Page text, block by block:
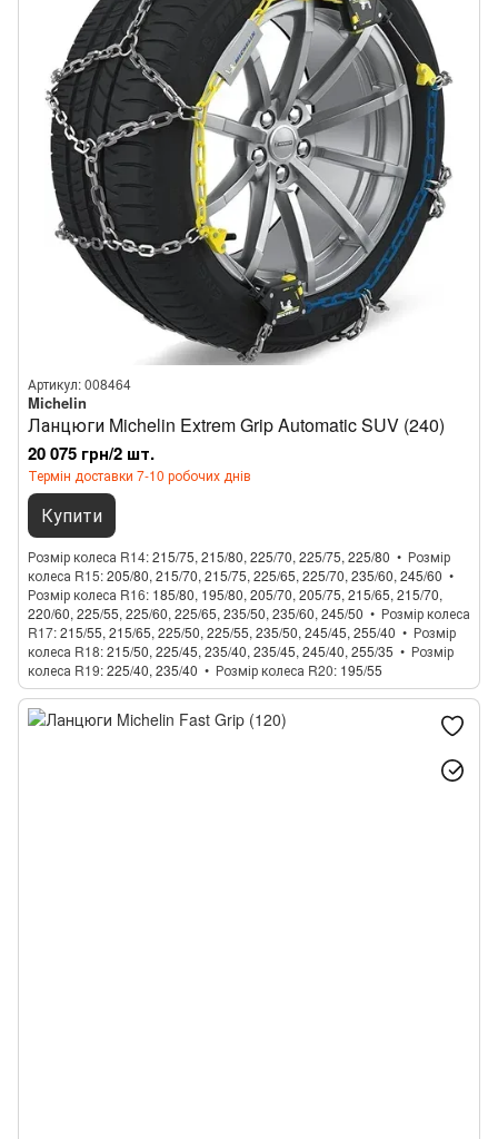
Артикул: 008464
Michelin
Ланцюги Michelin Extrem Grip Automatic SUV (240)
20 075 грн/2 шт.
Термін доставки 7-10 робочих днів
Купити
Розмір колеса R14 215/75, 215/80, 225/70, 225/75, 225/80
Розмір
колеса R15 205/80, 215/70, 215/75, 225/65, 225/70, 235/60, 245/60
Розмір колеса R16 185/80, 195/80, 205/70, 205/75, 215/65, 215/70,
220/60, 225/55, 225/60, 225/65, 235/50, 235/60, 245/50
Розмір колеса
R17 215/55, 215/65, 225/50, 225/55, 235/50, 245/45, 255/40
Розмір
колеса R18 215/50, 225/45, 235/40, 235/45, 245/40, 255/35
Розмір
колеса R19 225/40, 235/40 Розмір колеса R20 195/55